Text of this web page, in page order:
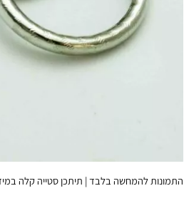
התמונות להמחשה בלבד | תיתכן סטייה קלה